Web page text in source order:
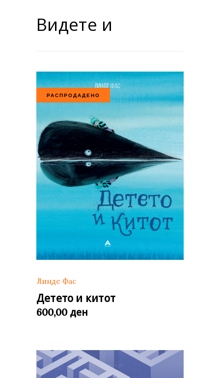
Видете и
РАСПРОДАДЕНО
Линде Фас
Детето и китот
600,00 ден